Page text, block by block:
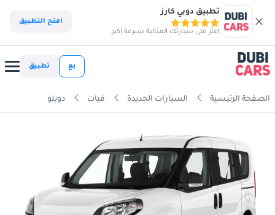
تطبيق دوبي كارز
اعثر على سيارتك المثالية بسرعة أكبر
افتح التطبيق
بع تطبيق
الصفحة الرئيسية السيارات الجديدة فيات دوبلو